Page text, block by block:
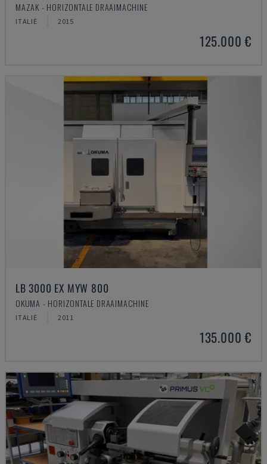
MAZAK - HORIZONTALE DRAAIMACHINE
ITALIË 2015
125.000 €
LB 3000 EX MYW 800
OKUMA - HORIZONTALE DRAAIMACHINE
ITALIË 2011
135.000 €